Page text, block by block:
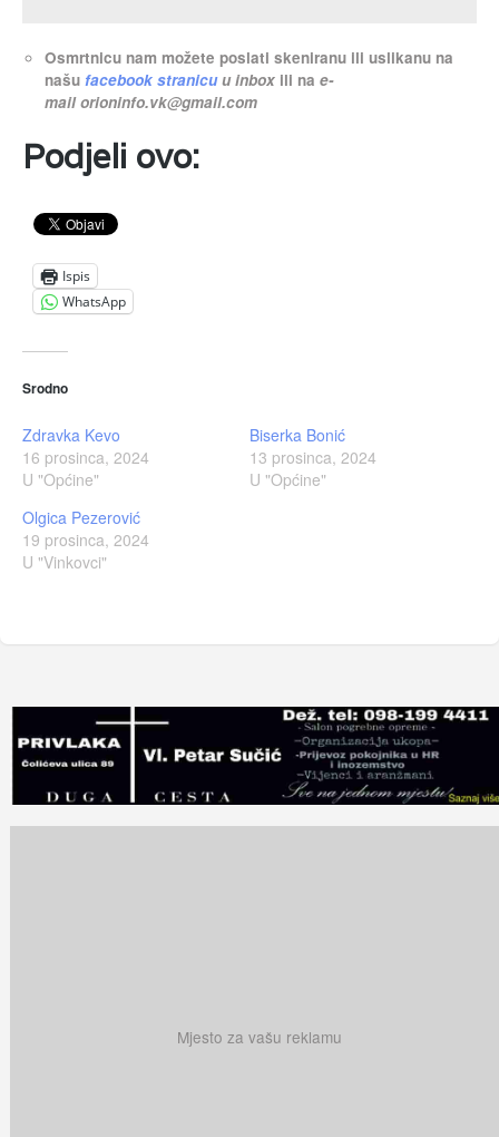
Osmrtnicu nam možete poslati skeniranu ili uslikanu na
našufacebook stranicuu inbox ili nae-
mailorioninfo.vk@gmail.com
Podjeli ovo:
Ispis
WhatsApp
Srodno
Zdravka Kevo
16 prosinca, 2024
U "Općine"
Biserka Bonić
13 prosinca, 2024
U "Općine"
Olgica Pezerović
19 prosinca, 2024
U "Vinkovci"
Mjesto za vašu reklamu